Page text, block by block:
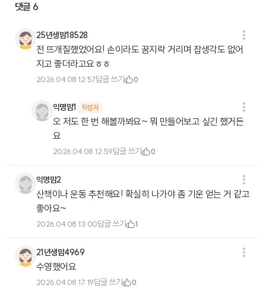
댓글 6
25년생맘18528
전 뜨개질했었어요! 손이라도 꿈지락 거리며 잡생각도 없어
지고 좋더라고요ㅎㅎ
2026.04.08 12:57답글 쓰기 0
익명맘1 작성자
오 저도 한 번 해볼까봐요~ 뭐 만들어보고 싶긴 했거든
요
2026.04.08 12:59답글 쓰기 0
익명맘2
산책이나 운동 추천해요! 확실히 나가야 좀 기운 얻는 거 같고
좋아요~
2026.04.08 13:00답글 쓰기 1
21년생맘4969
수영했어요
2026.04.08 17:19답글 쓰기 0